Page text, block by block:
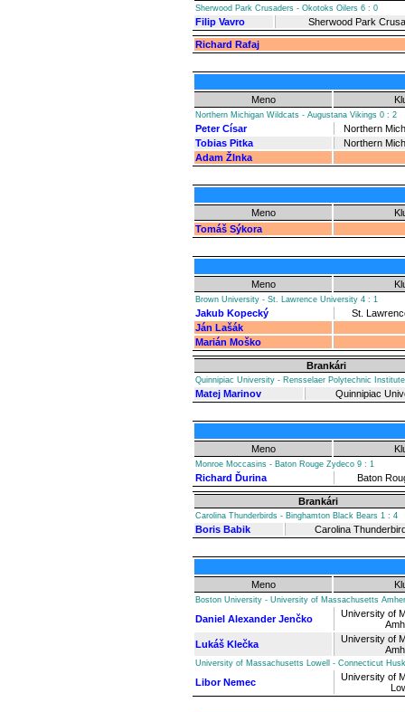
Sherwood Park Crusaders - Okotoks Oilers 6 : 0
Filip Vavro Sherwood Park
Richard Rafaj
Meno
Northern Michigan Wildcats - Augustana Vikings 0 : 2
Peter Císar
Northern
Tobias Pitka
Northern
Adam Žlnka
Meno
Tomáš Sýkora
Meno
Brown University - St. Lawrence University 4 : 1
Jakub Kopecký
St.
Ján Lašák
Marián Moško
Brankári
Quinnipiac University - Rensselaer Polytechnic
Matej Marinov Quinnipiac
Meno
Monroe Moccasins - Baton Rouge Zydeco 9 : 1
Richard Ďurina Baton
Brankári
Carolina Thunderbirds - Binghamton Black Bears 1 : 4
Boris Babik Carolina
Meno
Boston University - University of Massachusetts
Daniel Alexander Jenčko
University of
Lukáš Klečka
University of
University of Massachusetts Lowell - Connecticut
Libor Nemec
University of